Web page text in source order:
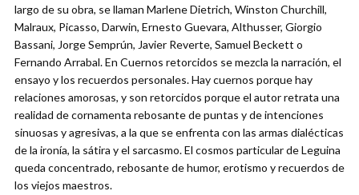
largo de su obra, se llaman Marlene Dietrich, Winston Churchill,
Malraux, Picasso, Darwin, Ernesto Guevara, Althusser, Giorgio
Bassani, Jorge Semprún, Javier Reverte, Samuel Beckett o
Fernando Arrabal. En Cuernos retorcidos se mezcla la narración, el
ensayo y los recuerdos personales. Hay cuernos porque hay
relaciones amorosas, y son retorcidos porque el autor retrata una
realidad de cornamenta rebosante de puntas y de intenciones
sinuosas y agresivas, a la que se enfrenta con las armas dialécticas
de la ironía, la sátira y el sarcasmo. El cosmos particular de Leguina
queda concentrado, rebosante de humor, erotismo y recuerdos de
los viejos maestros.